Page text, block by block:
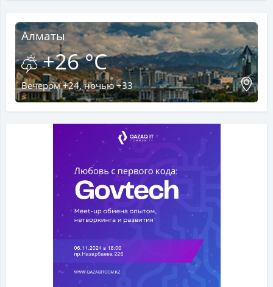
Алматы
+26 °C
Вечером +24, ночью +33